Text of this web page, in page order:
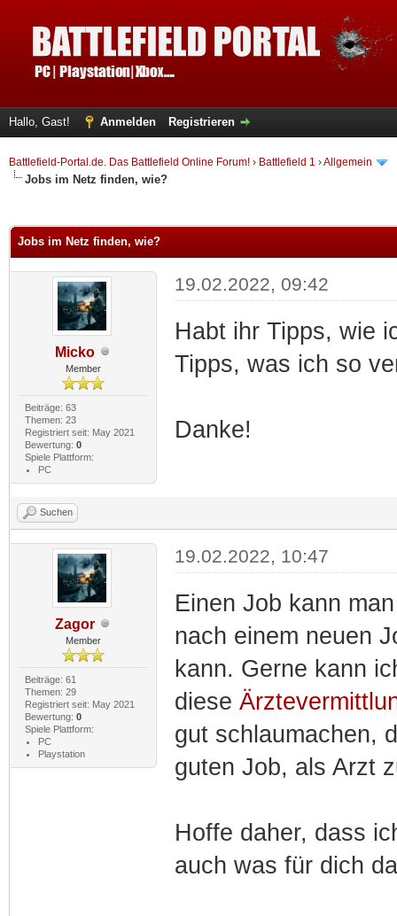
Hallo, Gast! Anmelden Registrieren
Battlefield-Portal.de. Das Battlefield Online Forum! › Battlefield 1 ›Allgemein
Jobs im Netz finden, wie?
Jobs im Netz finden, wie?
Micko
Member
Beiträge: 63
Themen: 23
Registriert seit: May 2021
Bewertung: 0
Spiele Plattform:
PC
19.02.2022, 09:42
Habt ihr Tipps, wie
Tipps, was ich so
Danke!
Suchen
Zagor
Member
Beiträge: 61
Themen: 29
Registriert seit: May 2021
Bewertung: 0
Spiele Plattform:
PC
Playstation
19.02.2022, 10:47
Einen Job kann
nach einem neuen
kann. Gerne kann
diese
gut schlaumachen,
guten Job, als Arzt
Hoffe daher, dass
auch was für dich